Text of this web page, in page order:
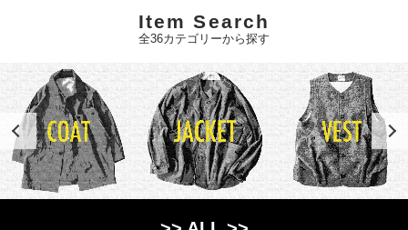
Item Search
全36カテゴリーから探す